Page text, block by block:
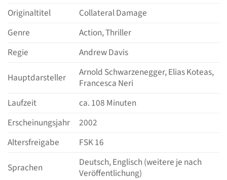
Originaltitel
Collateral Damage
Genre
Action, Thriller
Regie
Andrew Davis
Hauptdarsteller
Arnold Schwarzenegger, Elias Koteas,
Francesca Neri
Laufzeit
ca. 108 Minuten
Erscheinungsjahr
2002
Altersfreigabe
FSK 16
Sprachen
Deutsch, Englisch (weitere je nach
Veröffentlichung)